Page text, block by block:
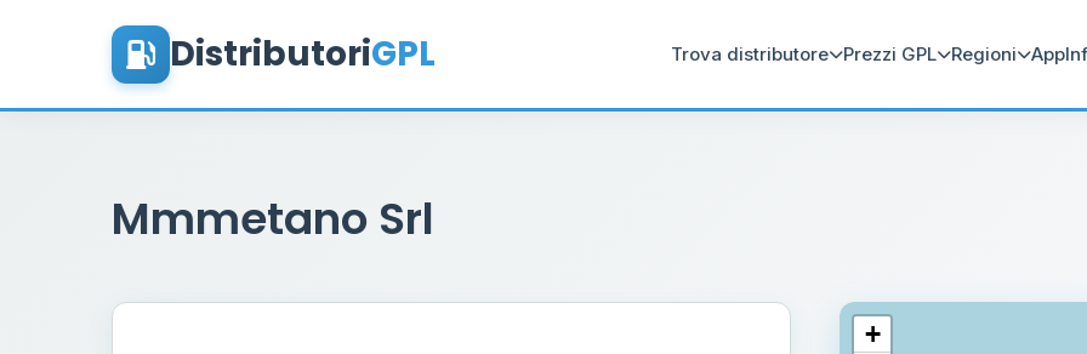
DistributoriGPL Trova distributore Prezzi GPL Regioni App
Mmmetano Srl
+